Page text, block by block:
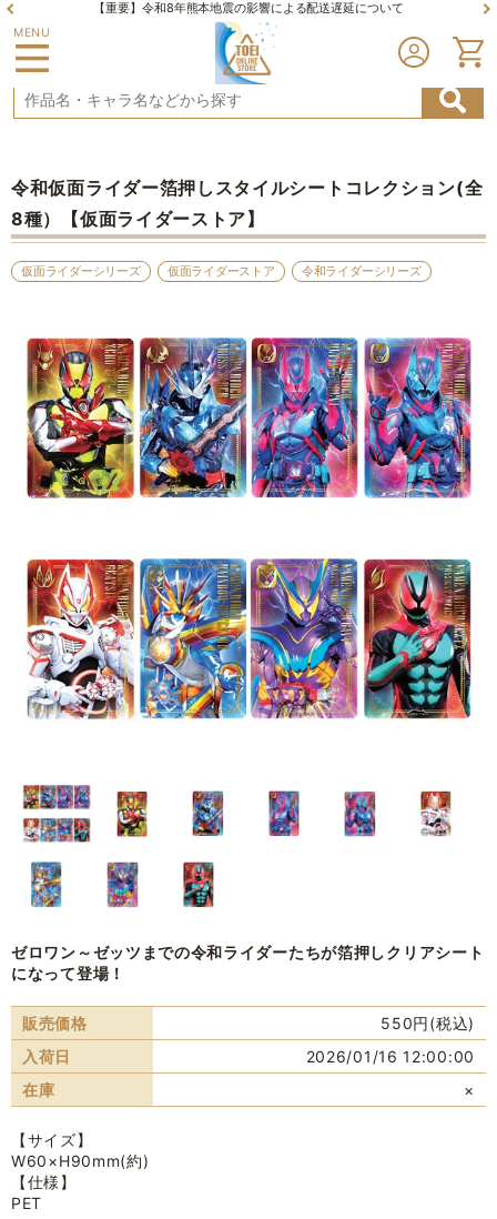
【重要】令和8年熊本地震の影響による配送遅延について
MENU
令和仮面ライダー箔押しスタイルシートコレクション(全
8種）【仮面ライダーストア】
仮面ライダーシリーズ 仮面ライダーストア 令和ライダーシリーズ
ゼロワン～ゼッツまでの令和ライダーたちが箔押しクリアシート
になって登場！
販売価格
550円(税込)
入荷日
2026/01/16 12:00:00
在庫
×
【サイズ】
W60×H90mm(約)
【仕様】
PET